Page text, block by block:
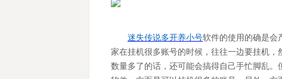
迷失传说多开养小号软件的使用的确是会
家在挂机很多账号的时候，往往一边要挂机
数量多了的话，还可能会搞得自己手忙脚乱